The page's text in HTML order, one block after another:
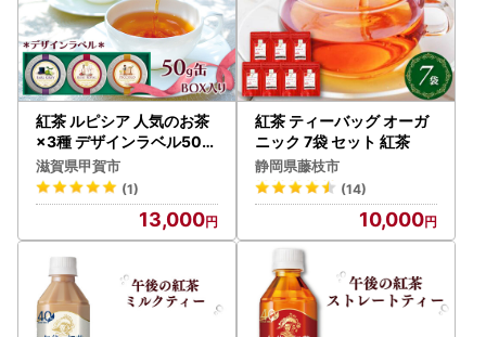
紅茶 ルピシア 人気のお茶
×3種 デザインラベル50g
缶 BOX入り【紅茶】 (173
883-40037801)
滋賀県甲賀市
(1)
13,000
紅茶 ティーバッグ オーガ
ニック 7袋 セット 紅茶
静岡県藤枝市
(14)
10,000